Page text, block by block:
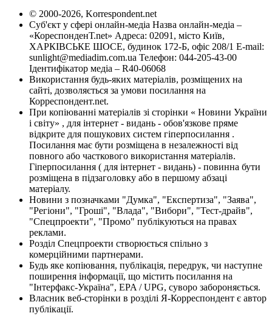
© 2000-2026, Korrespondent.net
Суб'єкт у сфері онлайн-медіа Назва онлайн-медіа –
«КореспонденТ.net» Адреса: 02091, місто Київ,
ХАРКІВСЬКЕ ШОСЕ, будинок 172-Б, офіс 208/1 E-mail:
sunlight@mediadim.com.ua Телефон: 044-205-43-00
Ідентифікатор медіа – R40-06068
Використання будь-яких матеріалів, розміщених на
сайті, дозволяється за умови посилання на
Корреспондент.net.
При копіюванні матеріалів зі сторінки « Новини України
і світу» , для інтернет - видань - обов'язкове пряме
відкрите для пошукових систем гіперпосилання .
Посилання має бути розміщена в незалежності від
повного або часткового використання матеріалів.
Гіперпосилання ( для інтернет - видань) - повинна бути
розміщена в підзаголовку або в першому абзаці
матеріалу.
Новини з позначками "Думка", "Експертиза", "Заява",
"Регіони", "Гроші", "Влада", "Вибори", "Тест-драйв",
"Спецпроекти", "Промо" публікуються на правах
реклами.
Розділ Спецпроекти створюється спільно з
комерційними партнерами.
Будь яке копіювання, публікація, передрук, чи наступне
поширення інформації, що містить посилання на
"Інтерфакс-Україна", EPA / UPG, суворо забороняється.
Власник веб-сторінки в розділі Я-Корреспондент є автор
публікації.